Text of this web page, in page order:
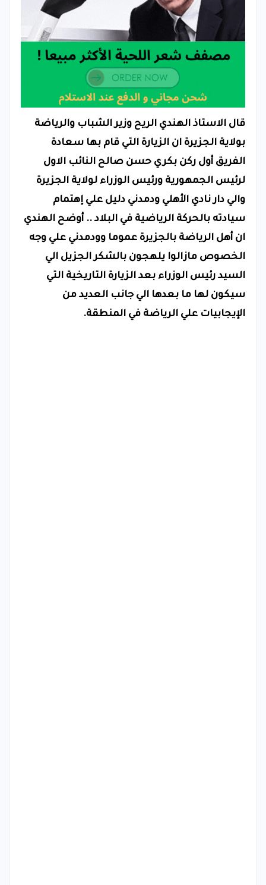
قال الاستاذ الهندي الريح وزير الشباب والرياضة
بولاية الجزيرة ان الزيارة التي قام بها سعادة
الفريق أول ركن بكري حسن صالح النائب الاول
لرئيس الجمهورية ورئيس الوزراء لولاية الجزيرة
والي دار نادي الأهلي ودمدني دليل علي إهتمام
سيادته بالحركة الرياضية في البلاد .. أوضح الهندي
ان أهل الرياضة بالجزيرة عموما وودمدني علي وجه
الخصوص مازالوا يلهجون بالشكر الجزيل الي
السيد رئيس الوزراء بعد الزيارة التاريخية التي
سيكون لها ما بعدها الي جانب العديد من
الإيجابيات علي الرياضة في المنطقة.